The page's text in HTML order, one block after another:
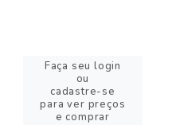
Faça seu login
ou
cadastre-se
para ver preços
e comprar